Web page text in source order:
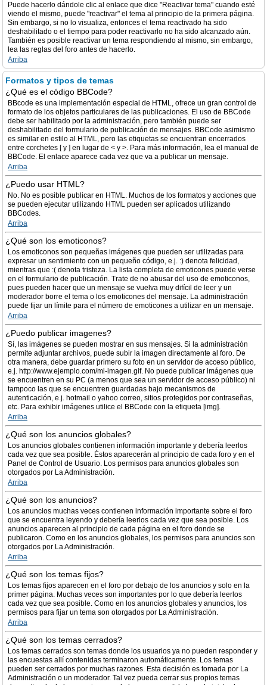
Puede hacerlo dándole clic al enlace que dice "Reactivar tema" cuando esté
viendo el mismo, puede "reactivar" el tema al principio de la primera página.
Sin embargo, si no lo visualiza, entonces el tema reactivado ha sido
deshabilitado o el tiempo para poder reactivarlo no ha sido alcanzado aún.
También es posible reactivar un tema respondiendo al mismo, sin embargo,
lea las reglas del foro antes de hacerlo.
Arriba
Formatos y tipos de temas
¿Qué es el código BBCode?
BBcode es una implementación especial de HTML, ofrece un gran control de
formato de los objetos particulares de las publicaciones. El uso de BBCode
debe ser habilitado por la administración, pero también puede ser
deshabilitado del formulario de publicación de mensajes. BBCode asimismo
es similar en estilo al HTML, pero las etiquetas se encuentran encerrados
entre corchetes [ y ] en lugar de < y >. Para más información, lea el manual de
BBCode. El enlace aparece cada vez que va a publicar un mensaje.
Arriba
¿Puedo usar HTML?
No. No es posible publicar en HTML. Muchos de los formatos y acciones que
se pueden ejecutar utilizando HTML pueden ser aplicados utilizando
BBCodes.
Arriba
¿Qué son los emoticonos?
Los emoticonos son pequeñas imágenes que pueden ser utilizadas para
expresar un sentimiento con un pequeño código, e.j. :) denota felicidad,
mientras que :( denota tristeza. La lista completa de emoticones puede verse
en el formulario de publicación. Trate de no abusar del uso de emoticonos,
pues pueden hacer que un mensaje se vuelva muy difícil de leer y un
moderador borre el tema o los emoticones del mensaje. La administración
puede fijar un límite para el número de emoticones a utilizar en un mensaje.
Arriba
¿Puedo publicar imagenes?
Sí, las imágenes se pueden mostrar en sus mensajes. Si la administración
permite adjuntar archivos, puede subir la imagen directamente al foro. De
otra manera, debe guardar primero su foto en un servidor de acceso público,
e.j. http://www.ejemplo.com/mi-imagen.gif. No puede publicar imágenes que
se encuentren en su PC (a menos que sea un servidor de acceso público) ni
tampoco las que se encuentren guardadas bajo mecanismos de
autenticación, e.j. hotmail o yahoo correo, sitios protegidos por contraseñas,
etc. Para exhibir imágenes utilice el BBCode con la etiqueta [img].
Arriba
¿Qué son los anuncios globales?
Los anuncios globales contienen información importante y debería leerlos
cada vez que sea posible. Éstos aparecerán al principio de cada foro y en el
Panel de Control de Usuario. Los permisos para anuncios globales son
otorgados por La Administración.
Arriba
¿Qué son los anuncios?
Los anuncios muchas veces contienen información importante sobre el foro
que se encuentra leyendo y debería leerlos cada vez que sea posible. Los
anuncios aparecen al principio de cada página en el foro donde se
publicaron. Como en los anuncios globales, los permisos para anuncios son
otorgados por La Administración.
Arriba
¿Qué son los temas fijos?
Los temas fijos aparecen en el foro por debajo de los anuncios y solo en la
primer página. Muchas veces son importantes por lo que debería leerlos
cada vez que sea posible. Como en los anuncios globales y anuncios, los
permisos para fijar un tema son otorgados por La Administración.
Arriba
¿Qué son los temas cerrados?
Los temas cerrados son temas donde los usuarios ya no pueden responder y
las encuestas allí contenidas terminaron automáticamente. Los temas
pueden ser cerrados por muchas razones. Esta decisión es tomada por La
Administración o un moderador. Tal vez pueda cerrar sus propios temas